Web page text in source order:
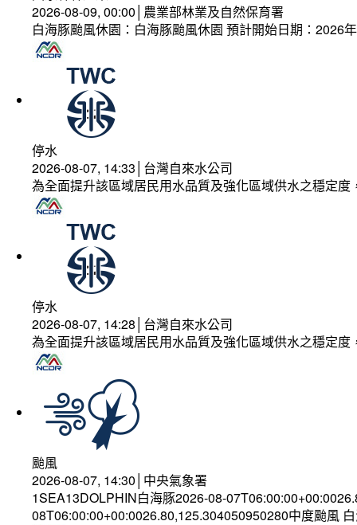
2026-08-09, 00:00│農業部林業及自然保育署
白海豚颱風休園：白海豚颱風休園 預計開始日期：2026
停水
2026-08-07, 14:33│台灣自來水公司
為全面提升該區域居民用水品質及強化區域供水之穩定
停水
2026-08-07, 14:28│台灣自來水公司
為全面提升該區域居民用水品質及強化區域供水之穩定
颱風
2026-08-07, 14:30│中央氣象署
1SEA13DOLPHIN白海豚2026-08-
08T06:00:00+00:0026.80,125.304050950280中度颱風